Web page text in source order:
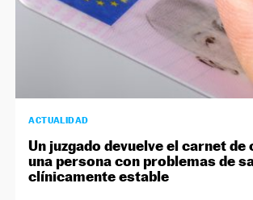
ACTUALIDAD
Un juzgado devuelve el carnet de
una persona con problemas de
clínicamente estable